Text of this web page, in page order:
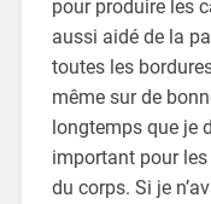
pour produire les
aussi aidé de la
toutes les
même sur de
longtemps que je
important pour
du corps. Si je